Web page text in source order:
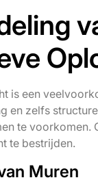
is een
en zelfs
te voorkomen.
te bestrijden.
Muren